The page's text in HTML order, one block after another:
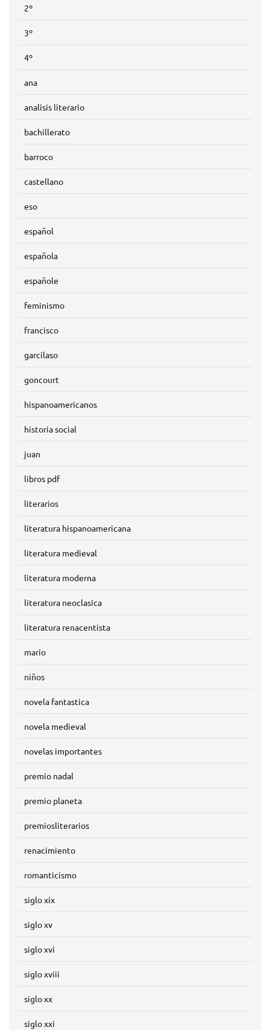
2º
3º
4º
ana
analisis literario
bachillerato
barroco
castellano
eso
español
española
españole
feminismo
francisco
garcilaso
goncourt
hispanoamericanos
historia social
juan
libros pdf
literarios
literatura hispanoamericana
literatura medieval
literatura moderna
literatura neoclasica
literatura renacentista
mario
niños
novela fantastica
novela medieval
novelas importantes
premio nadal
premio planeta
premiosliterarios
renacimiento
romanticismo
siglo xix
siglo xv
siglo xvi
siglo xviii
siglo xx
siglo xxi